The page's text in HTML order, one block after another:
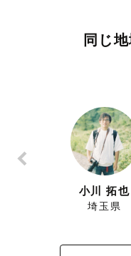
同じ
小川 拓也
埼玉県